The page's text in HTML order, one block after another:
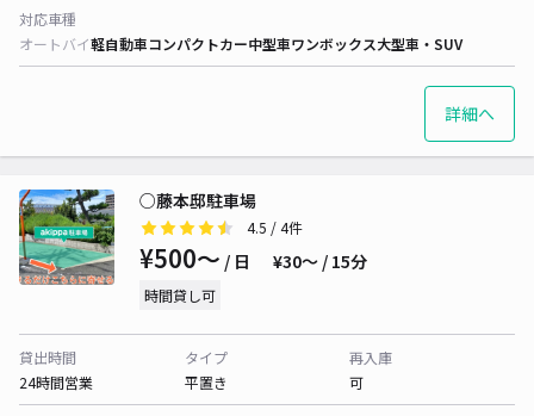
対応車種
オートバイ軽自動車コンパクトカー中型車ワンボックス大型車・SUV
詳細へ
○藤本邸駐車場
4.5 / 4件
¥500〜 / 日 ¥30〜 / 15分
時間貸し可
貸出時間
24時間営業
タイプ
平置き
再入庫
可